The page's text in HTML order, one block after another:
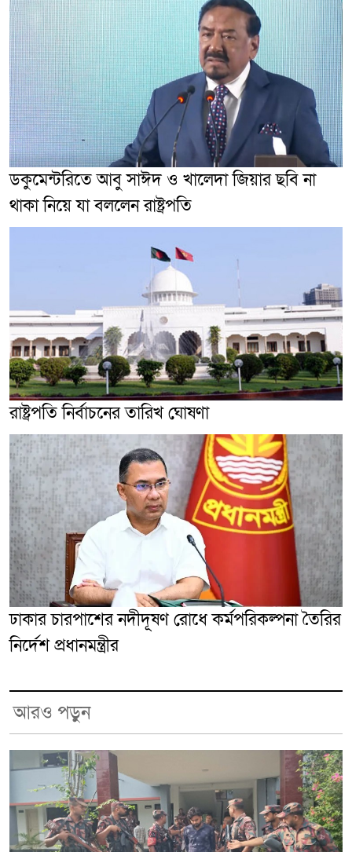
ডকুমেন্টরিতে আবু সাঈদ ও খালেদা জিয়ার ছবি না
থাকা নিয়ে যা বললেন রাষ্ট্রপতি
রাষ্ট্রপতি নির্বাচনের তারিখ ঘোষণা
ঢাকার চারপাশের নদীদূষণ রোধে কর্মপরিকল্পনা তৈরির
নির্দেশ প্রধানমন্ত্রীর
আরও পড়ুন